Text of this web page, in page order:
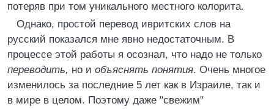
потеряв при том уникального местного колорита.
Однако, простой перевод ивритских слов на
русский показался мне явно недостаточным. В
процессе этой работы я осознал, что надо не только
переводить, но и объяснять понятия. Очень многое
изменилось за последние 5 лет как в Израиле, так и
в мире в целом. Поэтому даже "свежим"